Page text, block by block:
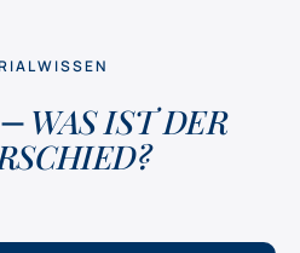
WAS IST DER